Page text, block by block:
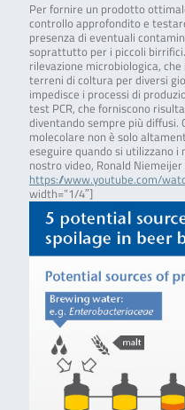
Per fornire un prodotto
controllo approfondito e
presenza di eventuali
soprattutto per i piccoli
rilevazione microbiologica,
terreni di coltura per diversi
impedisce i processi di
test PCR, che forniscono
diventando sempre più diffusi.
molecolare non è solo
eseguire quando si utilizzano i
nostro video, Ronald
https://www.youtube.com/
width=”1/4″]